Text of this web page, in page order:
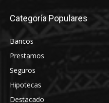
Categoría Populares
Bancos
Prestamos
Seguros
Hipotecas
Destacado